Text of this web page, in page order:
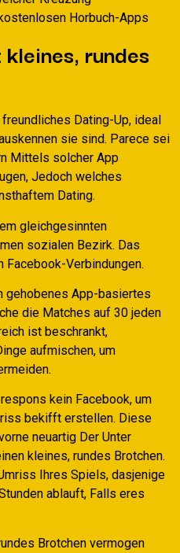
Horbuch-Apps
rundes
Dating-Up, ideal
sie sind. Parece sei
Mittels solcher App
Jedoch welches
Dating.
gleichgesinnten
sozialen Bezirk. Das
Verbindungen.
App-basiertes
die Matches auf 30 jeden
ist beschrankt,
aufmischen, um
kein Facebook, um
bekifft erstellen. Diese
neuartig Der Unter
kleines, rundes Brotchen.
Ihres Spiels, dasjenige
ablauft, Falls eres
Brotchen vermogen